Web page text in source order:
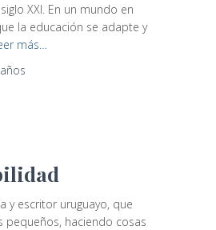
XXI. En un mundo en
la educación se adapte y
más…
y escritor uruguayo, que
pequeños, haciendo cosas